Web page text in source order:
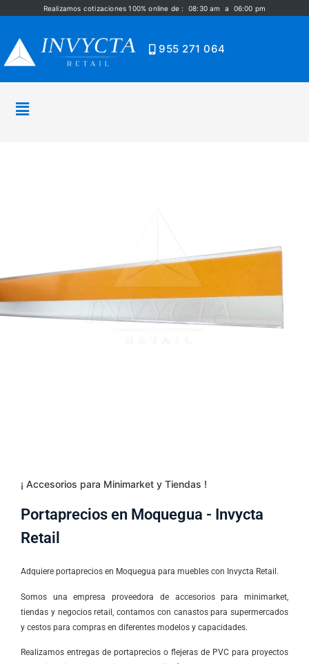
Realizamos cotizaciones 100% online de : 08:30 am a 06:00 pm
955 271 064
¡ Accesorios para Minimarket y Tiendas !
Portaprecios en Moquegua - Invycta
Retail
Adquiere portaprecios en Moquegua para muebles con Invycta Retail.
Somos una empresa proveedora de accesorios para minimarket,
tiendas y negocios retail, contamos con canastos para supermercados
y cestos para compras en diferentes modelos y capacidades.
Realizamos entregas de portaprecios o flejeras de PVC para proyectos